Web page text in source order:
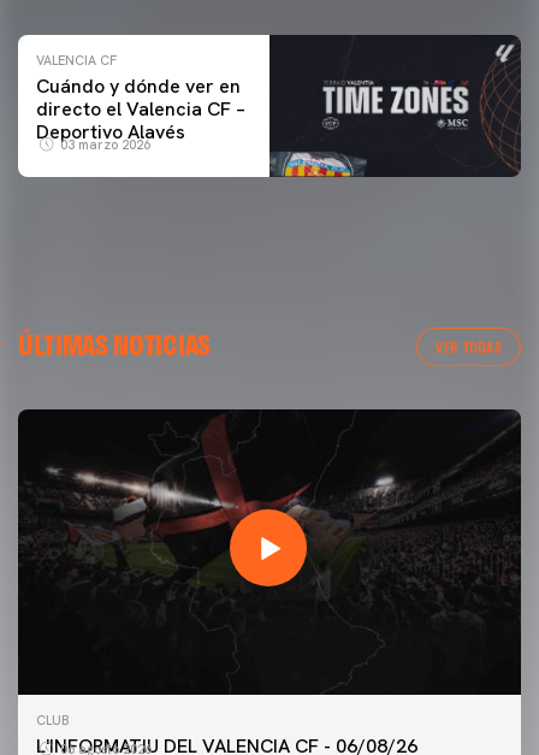
VALENCIA CF
Cuándo y dónde ver en
directo el Valencia CF –
Deportivo Alavés
03 marzo 2026
ÚLTIMAS NOTICIAS VER TODAS
CLUB
L'INFORMATIU DEL VALENCIA CF - 06/08/26
06 agosto 2026
PRIMER EQUIPO
ENTRENAMIENTO DEL VALENCIA CF 6/8/2026